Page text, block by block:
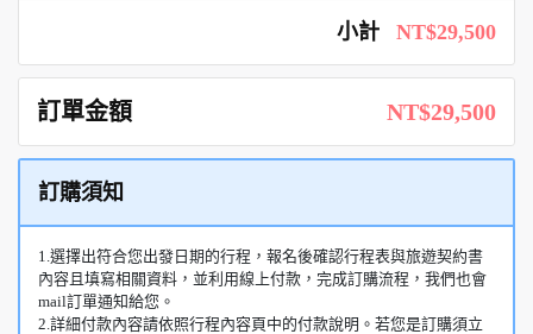
小計 NT$29,500
訂單金額 NT$29,500
訂購須知
1.選擇出符合您出發日期的行程，報名後確認行程表與旅遊契約書
內容且填寫相關資料，並利用線上付款，完成訂購流程，我們也會
mail訂單通知給您。
2.詳細付款內容請依照行程內容頁中的付款說明。若您是訂購須立